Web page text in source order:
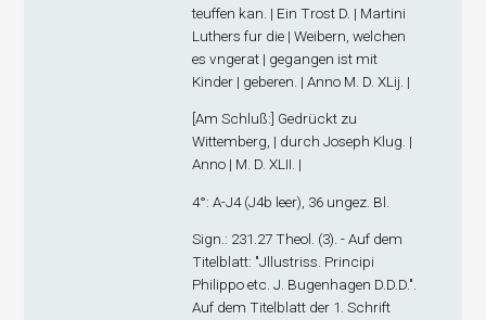
teuffen kan. | Ein Trost D. | Martini
Luthers fur die | Weibern, welchen
es vngerat | gegangen ist mit
Kinder | geberen. | Anno M. D. XLij. |
[Am Schluß:] Gedrückt zu
Wittemberg, | durch Joseph Klug. |
Anno | M. D. XLII. |
4°: A-J4(J4b leer), 36 ungez. Bl.
Sign.: 231.27 Theol. (3). - Auf dem
Titelblatt: "Jllustriss. Principi
Philippo etc. J. Bugenhagen D.D.D.".
Auf dem Titelblatt der 1. Schrift